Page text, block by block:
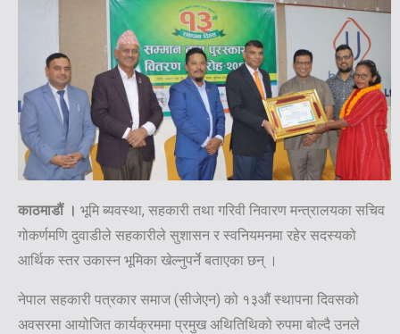
काठमाडौं । भूमि ब्यवस्था, सहकारी तथा गरिवी निवारण मन्त्रालयका सचिव
गोकर्णमणि दुवाडीले सहकारीले सुशासन र स्वनियमनमा रहेर सदस्यको
आर्थिक स्तर उकास्न भूमिका खेल्नुपर्ने बताएका छन् ।
नेपाल सहकारी पत्रकार समाज (सीजेएन) को १३औं स्थापना दिवसको
अवसरमा आयोजित कार्यक्रममा प्रमुख अथितिथिको रुपमा बोल्दै उनले